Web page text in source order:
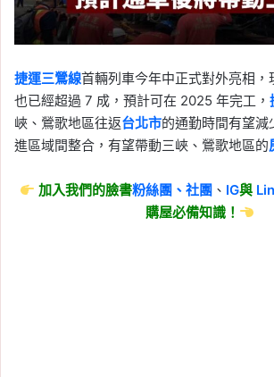
捷運三鶯線首輛列車今年中正式對外亮相，
也已經超過 7 成，預計可在 2025 年完工，
峽、鶯歌地區往返台北市的通勤時間有望
進區域間整合，有望帶動三峽、鶯歌地區的
加入我們的臉書粉絲團、社團 、 IG與
購屋必備知識！